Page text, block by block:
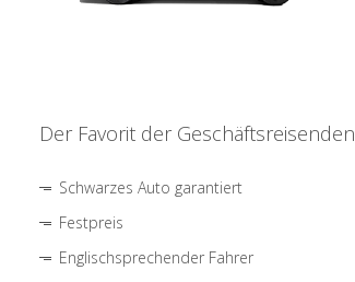
Der Favorit der Geschäftsreisenden
Schwarzes Auto garantiert
Festpreis
Englischsprechender Fahrer